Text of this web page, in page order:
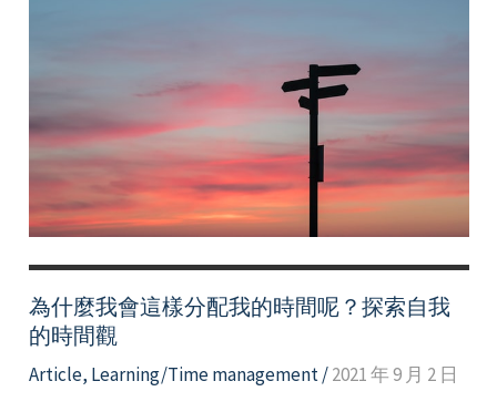
裡
——
談
零
碎
時
間
運
用
為什麼我會這樣分配我的時間呢？探索自我
的時間觀
Article, Learning/Time management/2021 年 9 月 2 日